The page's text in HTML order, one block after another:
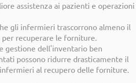
assistenza ai pazienti e operazioni
gli infermieri trascorrono almeno il
recuperare le forniture.
gestione dell'inventario ben
possono ridurre drasticamente il
al recupero delle forniture.